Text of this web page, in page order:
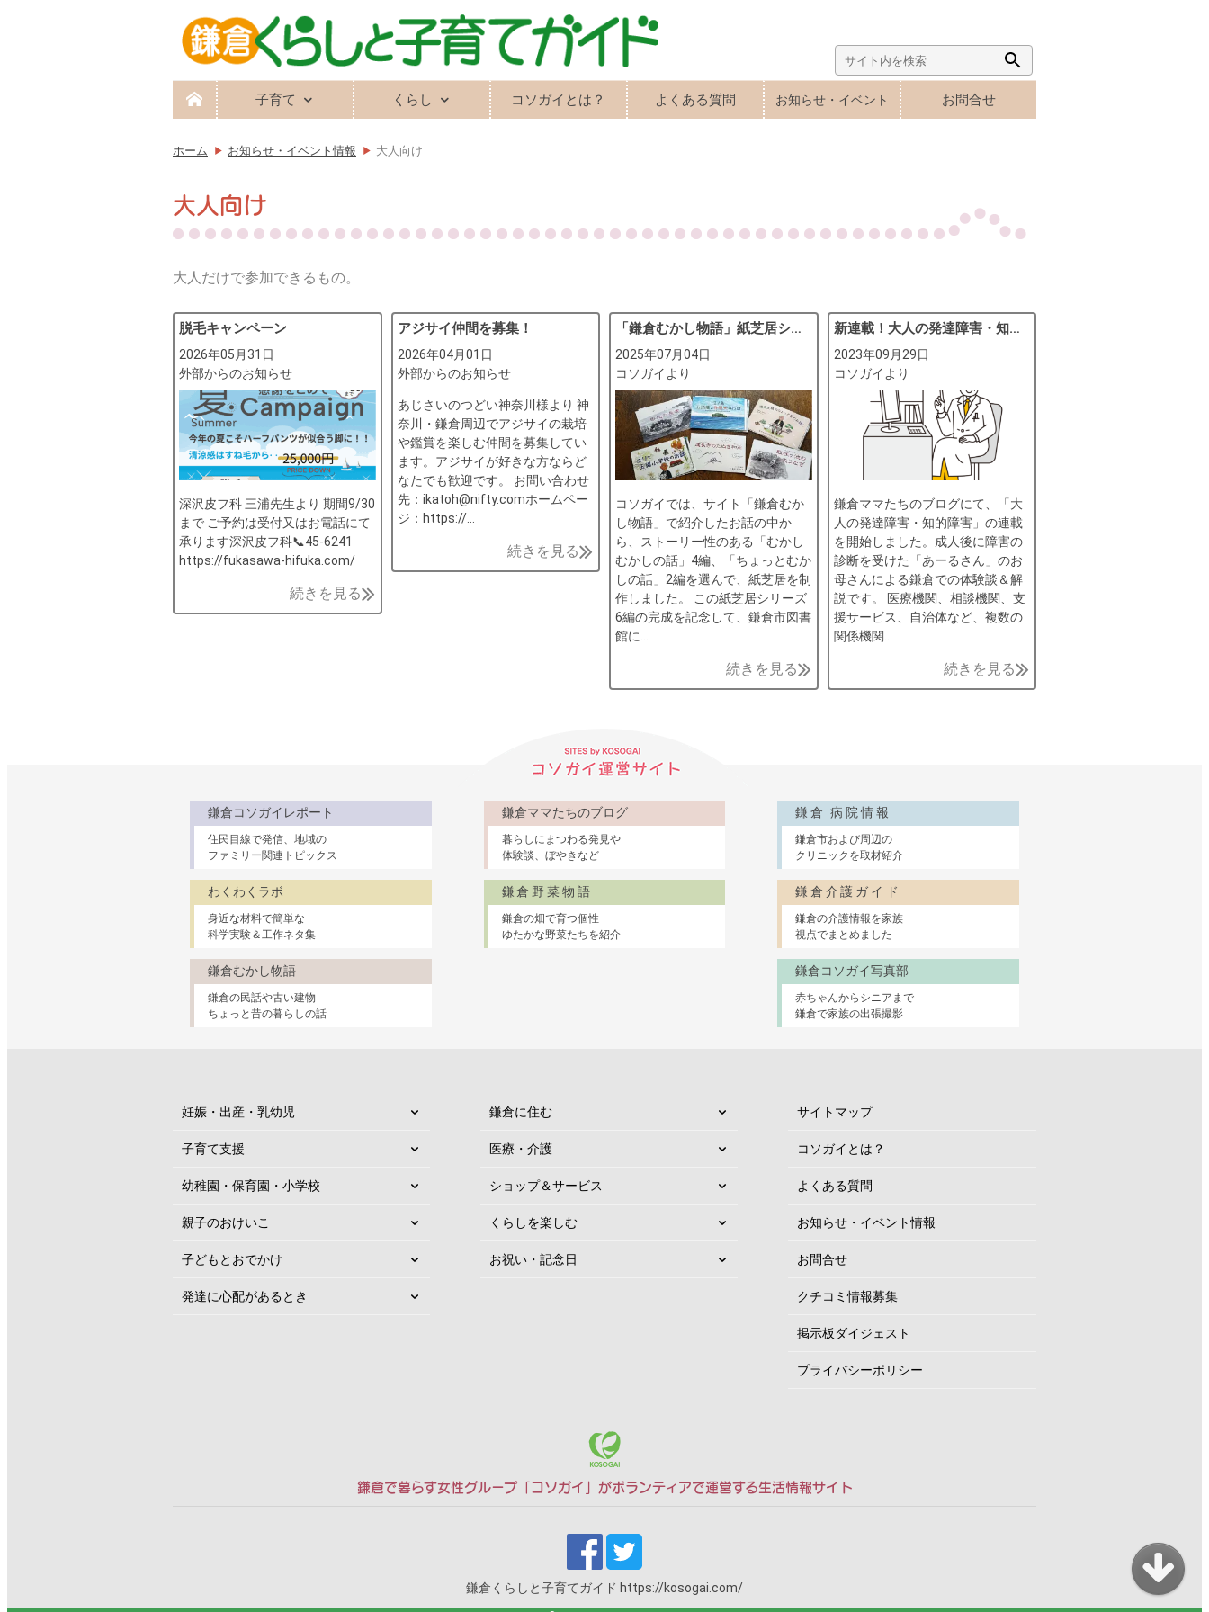
Search
for:
Search
Button
子育て くらし コソガイとは？ よくある質問 お知らせ・イベント お問合せ
ホーム お知らせ・イベント情報 大人向け
大人向け
大人だけで参加できるもの。
脱毛キャンペーン
2026年05月31日
外部からのお知らせ
深沢皮フ科 三浦先生より 期間9/30
まで ご予約は受付又はお電話にて
承ります深沢皮フ科📞45-6241
https://fukasawa-hifuka.com/
続きを見る
アジサイ仲間を募集！
2026年04月01日
外部からのお知らせ
あじさいのつどい神奈川様より 神
奈川・鎌倉周辺でアジサイの栽培
や鑑賞を楽しむ仲間を募集してい
ます。アジサイが好きな方ならど
なたでも歓迎です。 お問い合わせ
先：ikatoh@nifty.comホームペー
ジ：https://…
続きを見る
「鎌倉むかし物語」紙芝居シリーズ 制作・上演
2025年07月04日
コソガイより
コソガイでは、サイト「鎌倉むか
し物語」で紹介したお話の中か
ら、ストーリー性のある「むかし
むかしの話」4編、「ちょっとむか
しの話」2編を選んで、紙芝居を制
作しました。 この紙芝居シリーズ
6編の完成を記念して、鎌倉市図書
館に…
続きを見る
新連載！大人の発達障害・知的障害
2023年09月29日
コソガイより
鎌倉ママたちのブログにて、「大
人の発達障害・知的障害」の連載
を開始しました。成人後に障害の
診断を受けた「あーるさん」のお
母さんによる鎌倉での体験談＆解
説です。 医療機関、相談機関、支
援サービス、自治体など、複数の
関係機関…
続きを見る
鎌倉コソガイレポート
住民目線で発信、地域の
ファミリー関連トピックス
鎌倉ママたちのブログ
暮らしにまつわる発見や
体験談、ぼやきなど
鎌倉 病院情報
鎌倉市および周辺の
クリニックを取材紹介
わくわくラボ
身近な材料で簡単な
科学実験＆工作ネタ集
鎌倉野菜物語
鎌倉の畑で育つ個性
ゆたかな野菜たちを紹介
鎌倉介護ガイド
鎌倉の介護情報を家族
視点でまとめました
鎌倉むかし物語
鎌倉の民話や古い建物
ちょっと昔の暮らしの話
鎌倉コソガイ写真部
赤ちゃんからシニアまで
鎌倉で家族の出張撮影
妊娠・出産・乳幼児
子育て支援
幼稚園・保育園・小学校
親子のおけいこ
子どもとおでかけ
発達に心配があるとき
鎌倉に住む
医療・介護
ショップ＆サービス
くらしを楽しむ
お祝い・記念日
サイトマップ
コソガイとは？
よくある質問
お知らせ・イベント情報
お問合せ
クチコミ情報募集
掲示板ダイジェスト
プライバシーポリシー
鎌倉で暮らす女性グループ「コソガイ」がボランティアで運営する生活情報サイト
鎌倉くらしと子育てガイド https://kosogai.com/